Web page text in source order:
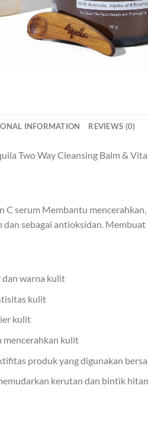
INFORMATION REVIEWS (0)
Two Way Cleansing Balm &
C serum Membantu
sebagai antioksidan.
warna kulit
kulit
kulit
mencerahkan kulit
produk yang digunakan
kerutan dan bintik